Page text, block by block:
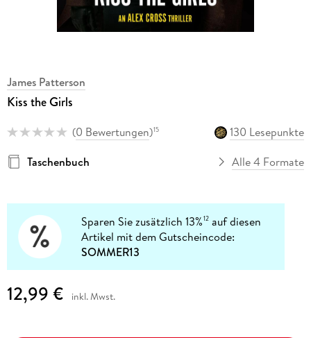
James Patterson
Kiss the Girls
(0 Bewertungen)15
130 Lesepunkte
Taschenbuch
Alle 4 Formate
Sparen Sie zusätzlich 13%12 auf diesen
Artikel mit dem Gutscheincode:
SOMMER13
12,99 € inkl. Mwst.